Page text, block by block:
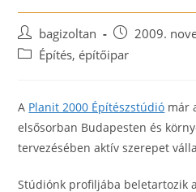
Post
author:
bagizoltan
Post
published:
2009.
PostÉpítés, építőipar
A Planit 2000 Építészstúdió már
elsősorban Budapesten és
tervezésében aktív szerepet
Stúdiónk profiljába beletartozik